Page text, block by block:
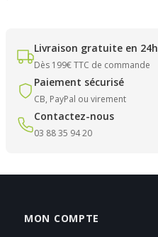
Livraison gratuite en 24h
Dès 199€ TTC de commande
Paiement sécurisé
CB, PayPal ou virement
Contactez-nous
03 88 35 94 20
MON COMPTE